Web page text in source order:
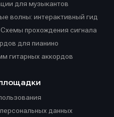
для музыкантов
волны: интерактивный гид
Cхемы прохождения сигнала
для пианино
гитарных аккордов
данных